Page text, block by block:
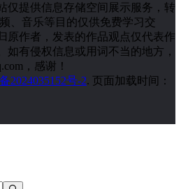
仅提供信息存储空间展示服务，转
、音乐等目的仅供免费学习交
原作者，发表的作品观点仅代表作
如有侵权信息或用词不当的地方，
，感谢！
2024035152号-2. 页面加载时间：